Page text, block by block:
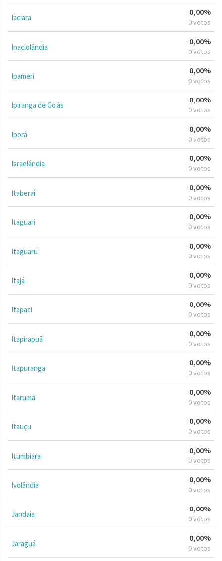
Iaciara
0,00%
0 votos
Inaciolândia
0,00%
0 votos
Ipameri
0,00%
0 votos
Ipiranga de Goiás
0,00%
0 votos
Iporá
0,00%
0 votos
Israelândia
0,00%
0 votos
Itaberaí
0,00%
0 votos
Itaguari
0,00%
0 votos
Itaguaru
0,00%
0 votos
Itajá
0,00%
0 votos
Itapaci
0,00%
0 votos
Itapirapuã
0,00%
0 votos
Itapuranga
0,00%
0 votos
Itarumã
0,00%
0 votos
Itauçu
0,00%
0 votos
Itumbiara
0,00%
0 votos
Ivolândia
0,00%
0 votos
Jandaia
0,00%
0 votos
Jaraguá
0,00%
0 votos